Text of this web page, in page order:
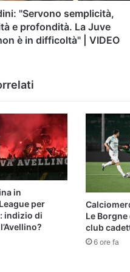
"Servono semplicità,
e profondità. La Juve
è in difficoltà" | VIDEO
in
per
indizio di
Le
club
6 ore fa